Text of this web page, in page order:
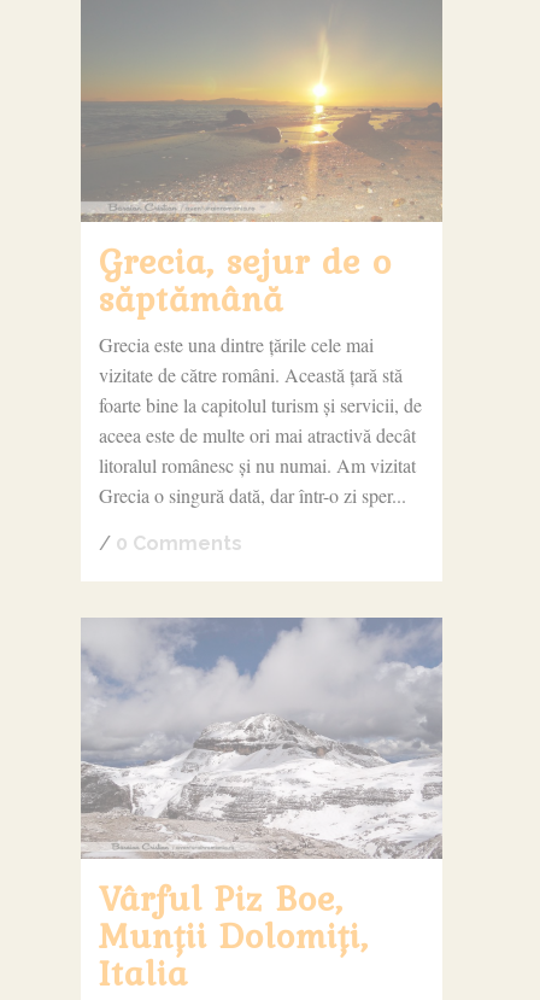
Grecia, sejur de o
săptămână
Grecia este una dintre țările cele mai
vizitate de către români. Această țară stă
foarte bine la capitolul turism și servicii, de
aceea este de multe ori mai atractivă decât
litoralul românesc și nu numai. Am vizitat
Grecia o singură dată, dar într-o zi sper...
/ 0 Comments
Vârful Piz Boe,
Munții Dolomiți,
Italia